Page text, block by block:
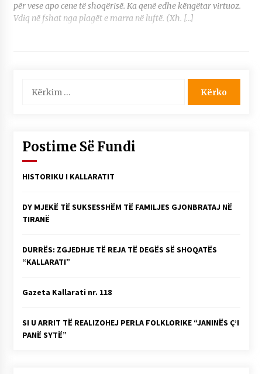
për vese apo cene të shoqërisë. Ka qenë edhe këngëtar virtuoz.
Vdiq në fshat nga plagët e marra në luftë. (Xh. […]
për:
Postime Së Fundi
HISTORIKU I KALLARATIT
DY MJEKË TË SUKSESSHËM TË FAMILJES GJONBRATAJ NË
TIRANË
DURRËS: ZGJEDHJE TË REJA TË DEGËS SË SHOQATËS
“KALLARATI”
Gazeta Kallarati nr. 118
SI U ARRIT TË REALIZOHEJ PERLA FOLKLORIKE “JANINËS Ç’I
PANË SYTË”